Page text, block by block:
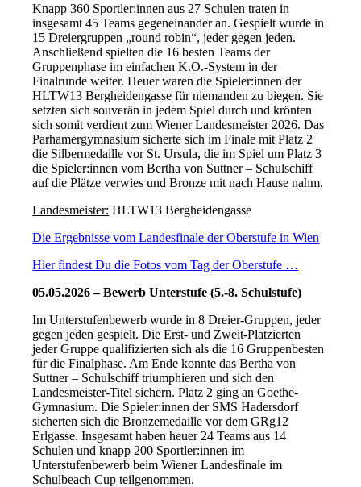
Knapp 360 Sportler:innen aus 27 Schulen traten in
insgesamt 45 Teams gegeneinander an. Gespielt wurde in
15 Dreiergruppen „round robin“, jeder gegen jeden.
Anschließend spielten die 16 besten Teams der
Gruppenphase im einfachen K.O.-System in der
Finalrunde weiter. Heuer waren die Spieler:innen der
HLTW13 Bergheidengasse für niemanden zu biegen. Sie
setzten sich souverän in jedem Spiel durch und krönten
sich somit verdient zum Wiener Landesmeister 2026. Das
Parhamergymnasium sicherte sich im Finale mit Platz 2
die Silbermedaille vor St. Ursula, die im Spiel um Platz 3
die Spieler:innen vom Bertha von Suttner – Schulschiff
auf die Plätze verwies und Bronze mit nach Hause nahm.
Landesmeister: HLTW13 Bergheidengasse
DieErgebnisse vom Landesfinale derOberstufe in Wien
Hier findest Du dieFotos vom Tag der Oberstufe …
05.05.2026 – Bewerb Unterstufe (5.-8. Schulstufe)
Im Unterstufenbewerb wurde in 8 Dreier-Gruppen, jeder
gegen jeden gespielt. Die Erst- und Zweit-Platzierten
jeder Gruppe qualifizierten sich als die 16 Gruppenbesten
für die Finalphase. Am Ende konnte das Bertha von
Suttner – Schulschiff triumphieren und sich den
Landesmeister-Titel sichern. Platz 2 ging an Goethe-
Gymnasium. Die Spieler:innen der SMS Hadersdorf
sicherten sich die Bronzemedaille vor dem GRg12
Erlgasse. Insgesamt haben heuer 24 Teams aus 14
Schulen und knapp 200 Sportler:innen im
Unterstufenbewerb beim Wiener Landesfinale im
Schulbeach Cup teilgenommen.